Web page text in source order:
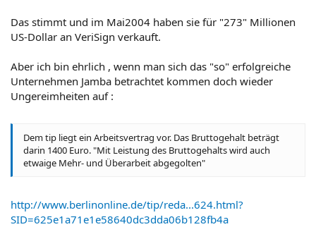
Das stimmt und im Mai2004 haben sie für "273" Millionen
US-Dollar an VeriSign verkauft.
Aber ich bin ehrlich , wenn man sich das "so" erfolgreiche
Unternehmen Jamba betrachtet kommen doch wieder
Ungereimheiten auf :
Dem tip liegt ein Arbeitsvertrag vor. Das Bruttogehalt beträgt
darin 1400 Euro. "Mit Leistung des Bruttogehalts wird auch
etwaige Mehr- und Überarbeit abgegolten"
http://www.berlinonline.de/tip/reda...624.html?
SID=625e1a71e1e58640dc3dda06b128fb4a